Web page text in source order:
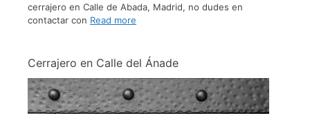
cerrajero en Calle de Abada, Madrid, no dudes en
contactar con Read more
Cerrajero en Calle del Ánade